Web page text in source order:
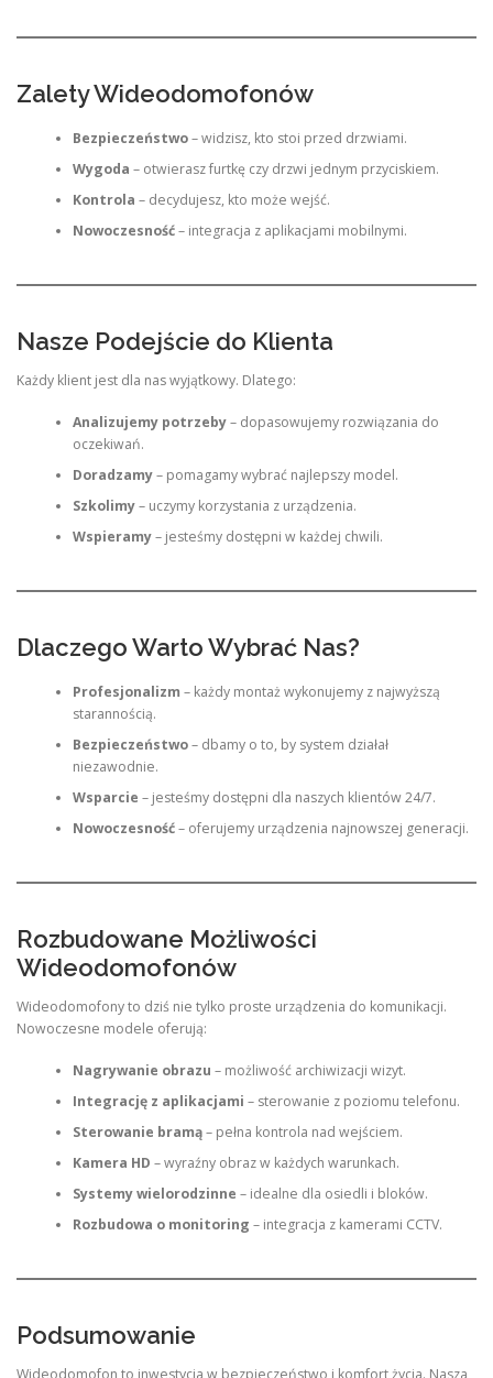
Zalety Wideodomofonów
Bezpieczeństwo– widzisz, kto stoi przed drzwiami.
Wygoda – otwierasz furtkę czy drzwi jednym przyciskiem.
Kontrola – decydujesz, kto może wejść.
Nowoczesność– integracja z aplikacjami mobilnymi.
Nasze Podejście do Klienta
Każdy klient jest dla nas wyjątkowy. Dlatego:
Analizujemy potrzeby– dopasowujemy rozwiązania do
oczekiwań.
Doradzamy– pomagamy wybrać najlepszy model.
Szkolimy– uczymy korzystania z urządzenia.
Wspieramy– jesteśmy dostępni w każdej chwili.
Dlaczego Warto Wybrać Nas?
Profesjonalizm – każdy montaż wykonujemy z najwyższą
starannością.
Bezpieczeństwo– dbamy o to, by system działał
niezawodnie.
Wsparcie – jesteśmy dostępni dla naszych klientów 24/7.
Nowoczesność– oferujemy urządzenia najnowszej generacji.
Rozbudowane Możliwości
Wideodomofonów
Wideodomofony to dziś nie tylko proste urządzenia do komunikacji.
Nowoczesne modele oferują:
Nagrywanie obrazu – możliwość archiwizacji wizyt.
Integrację z aplikacjami – sterowanie z poziomu telefonu.
Sterowanie bramą– pełna kontrola nad wejściem.
Kamera HD – wyraźny obraz w każdych warunkach.
Systemy wielorodzinne – idealne dla osiedli i bloków.
Rozbudowa o monitoring – integracja z kamerami CCTV.
Podsumowanie
Wideodomofon to inwestycja w bezpieczeństwo i komfort życia. Nasza